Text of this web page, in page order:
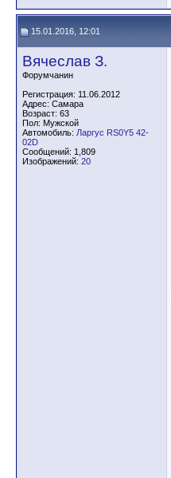
15.01.2016, 12:01
Вячеслав З.
Форумчанин
Регистрация: 11.06.2012
Адрес: Самара
Возраст: 63
Пол: Мужской
Автомобиль: Ларгус RS0Y5 42-
02D
Сообщений: 1,809
Изображений: 20